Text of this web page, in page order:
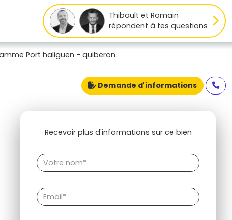
Thibault et Romain
répondent à tes questions
Port haliguen - quiberon
Demande d'informations
Recevoir plus d'informations sur ce bien